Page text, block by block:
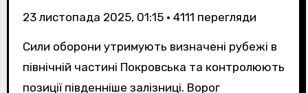
23 листопада 2025, 01:15• 4111 перегляди
Сили оборони утримують визначені рубежі в
північній частині Покровська та контролюють
позиції південніше залізниці. Ворог